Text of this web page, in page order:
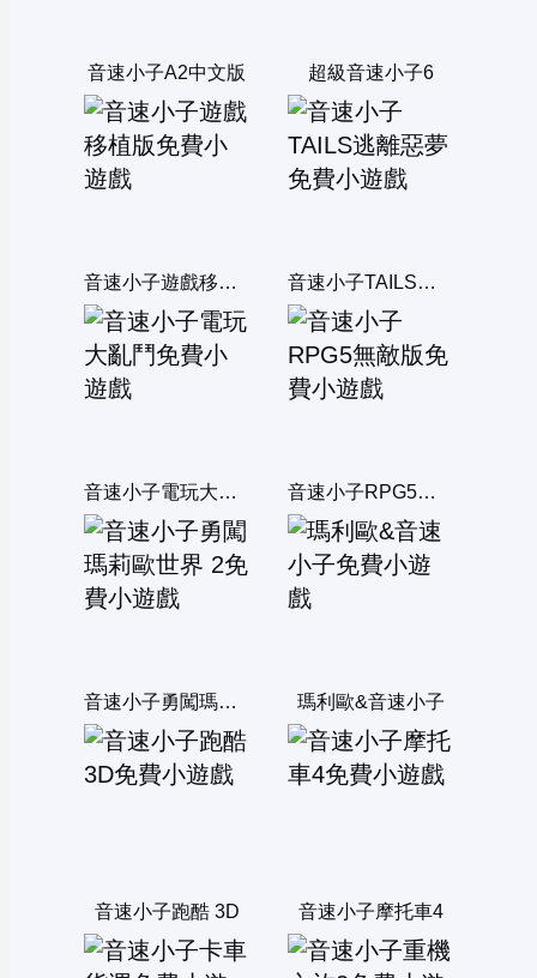
音速小子A2中文版 超級音速小子6
音速小子遊戲移植版 音速小子TAILS逃離惡夢
音速小子電玩大亂鬥 音速小子RPG5無敵版
音速小子勇闖瑪莉歐世界 2 瑪利歐&音速小子
音速小子跑酷 3D 音速小子摩托車4